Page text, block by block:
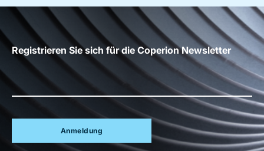
Registrieren Sie sich für die Coperion Newsletter
Anmeldung